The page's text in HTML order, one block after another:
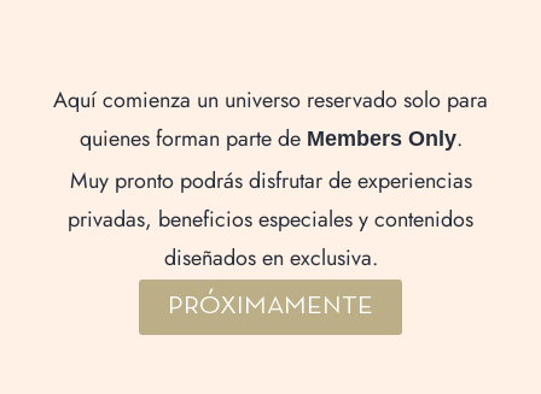
Aquí comienza un universo reservado solo para
quienes forman parte de
Members Only .
Muy pronto podrás disfrutar de experiencias
privadas, beneficios especiales y contenidos
diseñados en exclusiva.
PRÓXIMAMENTE